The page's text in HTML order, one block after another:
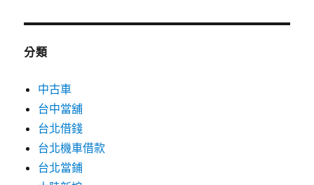
分類
中古車
台中當舖
台北借錢
台北機車借款
台北當鋪